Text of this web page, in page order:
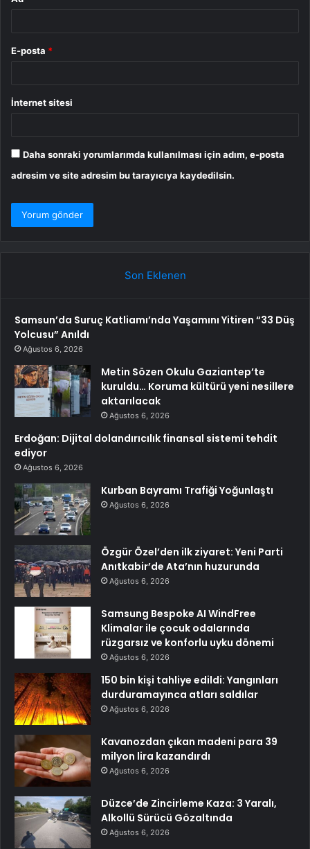
E-posta *
İnternet sitesi
Daha sonraki yorumlarımda kullanılması için adım, e-posta
adresim ve site adresim bu tarayıcıya kaydedilsin.
Son Eklenen
Samsun’da Suruç Katliamı’nda Yaşamını Yitiren “33 Düş
Yolcusu” Anıldı
Ağustos 6, 2026
Metin Sözen Okulu Gaziantep’te
kuruldu… Koruma kültürü yeni nesillere
aktarılacak
Ağustos 6, 2026
Erdoğan: Dijital dolandırıcılık finansal sistemi tehdit
ediyor
Ağustos 6, 2026
Kurban Bayramı Trafiği Yoğunlaştı
Ağustos 6, 2026
Özgür Özel’den ilk ziyaret: Yeni Parti
Anıtkabir’de Ata’nın huzurunda
Ağustos 6, 2026
Samsung Bespoke AI WindFree
Klimalar ile çocuk odalarında
rüzgarsız ve konforlu uyku dönemi
Ağustos 6, 2026
150 bin kişi tahliye edildi: Yangınları
durduramayınca atları saldılar
Ağustos 6, 2026
Kavanozdan çıkan madeni para 39
milyon lira kazandırdı
Ağustos 6, 2026
Düzce’de Zincirleme Kaza: 3 Yaralı,
Alkollü Sürücü Gözaltında
Ağustos 6, 2026